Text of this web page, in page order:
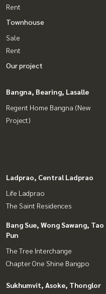
Rent
Townhouse
Sale
Rent
Our project
Bangna, Bearing, Lasalle
Regent Home Bangna (New
Project)
Ladprao, Central Ladprao
Life Ladprao
The Saint Residences
Bang Sue, Wong Sawang, Tao
Pun
The Tree Interchange
Chapter One Shine Bangpo
Sukhumvit, Asoke, Thonglor